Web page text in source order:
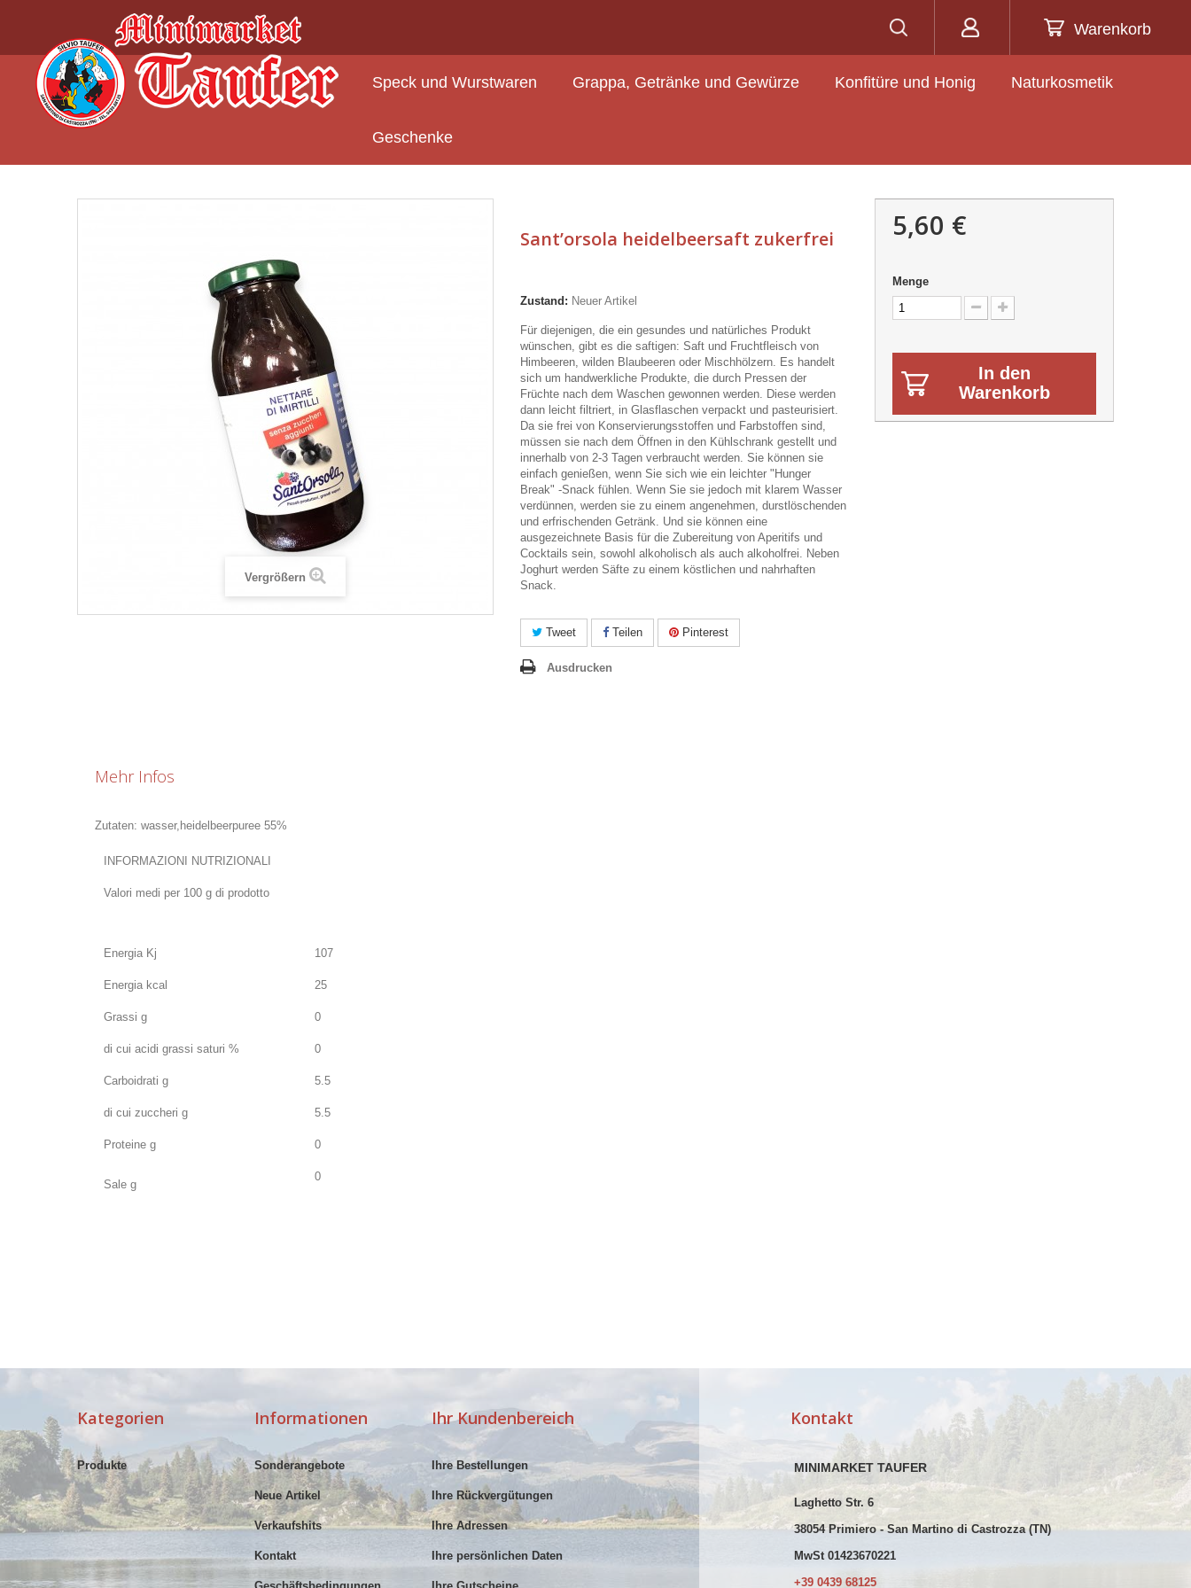
Deutsch
Warenkorb
Speck und Wurstwaren Grappa, Getränke und Gewürze Konfitüre und Honig Naturkosmetik
Geschenke
Abiti da sera Fruchtaufstriche & Marmeladen
Vergrößern
Sant’orsola heidelbeersaft zukerfrei
Zustand: Neuer Artikel
Für diejenigen, die ein gesundes und natürliches Produkt
wünschen, gibt es die saftigen: Saft und Fruchtfleisch von
Himbeeren, wilden Blaubeeren oder Mischhölzern. Es handelt
sich um handwerkliche Produkte, die durch Pressen der
Früchte nach dem Waschen gewonnen werden. Diese werden
dann leicht filtriert, in Glasflaschen verpackt und pasteurisiert.
Da sie frei von Konservierungsstoffen und Farbstoffen sind,
müssen sie nach dem Öffnen in den Kühlschrank gestellt und
innerhalb von 2-3 Tagen verbraucht werden. Sie können sie
einfach genießen, wenn Sie sich wie ein leichter "Hunger
Break" -Snack fühlen. Wenn Sie sie jedoch mit klarem Wasser
verdünnen, werden sie zu einem angenehmen, durstlöschenden
und erfrischenden Getränk. Und sie können eine
ausgezeichnete Basis für die Zubereitung von Aperitifs und
Cocktails sein, sowohl alkoholisch als auch alkoholfrei. Neben
Joghurt werden Säfte zu einem köstlichen und nahrhaften
Snack.
Tweet Teilen Pinterest
Ausdrucken
5,60 €
Menge
In den
Warenkorb
Mehr Infos
Zutaten: wasser,heidelbeerpuree 55%
INFORMAZIONI NUTRIZIONALI
Valori medi per 100 g di prodotto
Energia Kj 107
Energia kcal 25
Grassi g 0
di cui acidi grassi saturi % 0
Carboidrati g 5.5
di cui zuccheri g 5.5
Proteine g 0
Sale g
0
Kategorien
Produkte
Informationen
Sonderangebote
Neue Artikel
Verkaufshits
Kontakt
Ihr Kundenbereich
Ihre Bestellungen
Ihre Rückvergütungen
Ihre Adressen
Ihre persönlichen Daten
Kontakt
MINIMARKET TAUFER
Laghetto Str. 6
38054 Primiero - San Martino di Castrozza (TN)
MwSt 01423670221
+39 0439 68125